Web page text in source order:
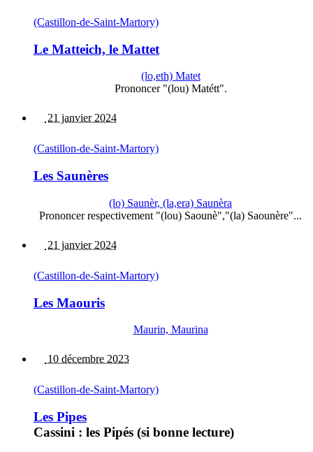
(Castillon-de-Saint-Martory)
Le Matteich, le Mattet
(lo,eth) Matet
Prononcer "(lou) Matétt".
21 janvier 2024
(Castillon-de-Saint-Martory)
Les Saunères
(lo) Saunèr, (la,era) Saunèra
Prononcer respectivement "(lou) Saounè","(la) Saounère"...
21 janvier 2024
(Castillon-de-Saint-Martory)
Les Maouris
Maurin, Maurina
10 décembre 2023
(Castillon-de-Saint-Martory)
Les Pipes
Cassini : les Pipés (si bonne lecture)